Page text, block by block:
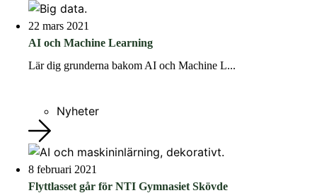
22 mars 2021
AI och Machine Learning
Lär dig grunderna bakom AI och Machine L...
Nyheter
8 februari 2021
Flyttlasset går för NTI Gymnasiet Skövde